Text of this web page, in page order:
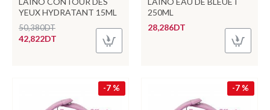
YEUX HYDRATANT 15ML
42,822DT
50,380DT
250ML
28,286DT
-7 % -7 %